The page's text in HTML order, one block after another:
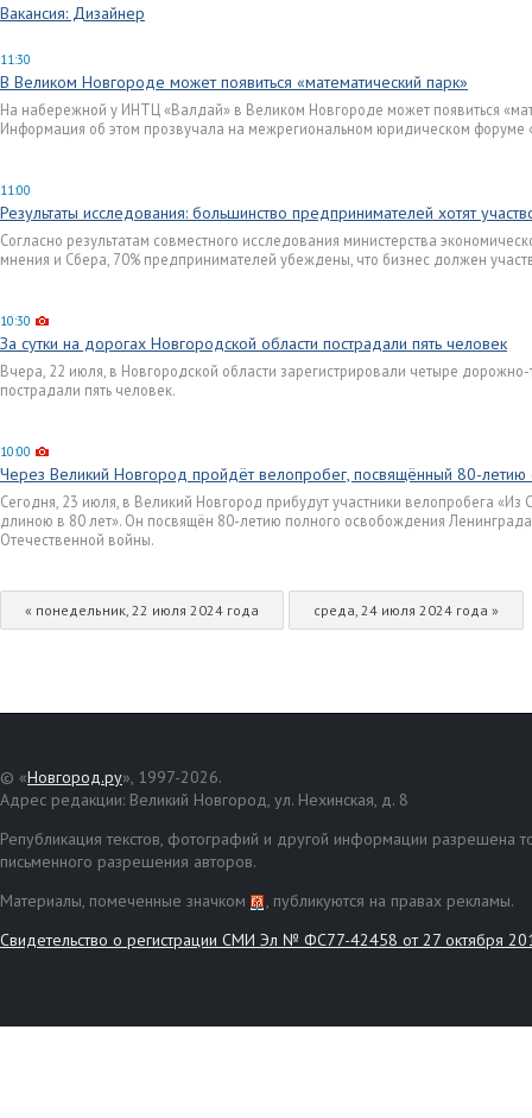
Вакансия: Дизайнер
11:30
В Великом Новгороде может появиться «математический парк»
На набережной у ИНТЦ «Валдай» в Великом Новгороде может появиться
Информация об этом прозвучала на межрегиональном юридическом форуме
11:00
Результаты исследования: большинство предпринимателей хотят
Согласно результатам совместного исследования министерства
мнения и Сбера, 70% предпринимателей убеждены, что бизнес должен
10:30
За сутки на дорогах Новгородской области пострадали пять человек
Вчера, 22 июля, в Новгородской области зарегистрировали четыре
пострадали пять человек.
10:00
Через Великий Новгород пройдёт велопробег, посвящённый 80-
Сегодня, 23 июля, в Великий Новгород прибудут участники велопробега «Из
длиною в 80 лет». Он посвящён 80-летию полного освобождения
Отечественной войны.
« понедельник, 22 июля 2024 года среда, 24 июля 2024 года »
© «Новгород.ру», 1997-2026.
Адрес редакции: Великий Новгород, ул. Нехинская, д. 8
Републикация текстов, фотографий и другой информации разрешена
письменного разрешения авторов.
Материалы, помеченные значком
, публикуются на правах рекламы.
Свидетельство о регистрации СМИ Эл № ФС77-42458 от 27 октября